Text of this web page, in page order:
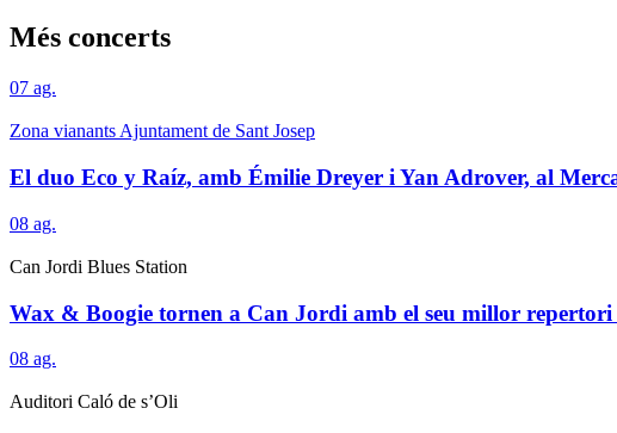
Més concerts
07 ag.
Zona vianants Ajuntament de Sant Josep
El duo Eco y Raíz, amb Émilie Dreyer i Yan Adrover, al
08 ag.
Can Jordi Blues Station
Wax & Boogie tornen a Can Jordi amb el seu millor repertori
08 ag.
Auditori Caló de s’Oli